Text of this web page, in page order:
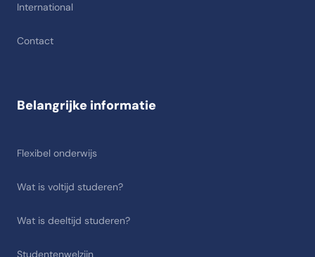
International
Contact
Belangrijke informatie
Flexibel onderwijs
Wat is voltijd studeren?
Wat is deeltijd studeren?
Studentenwelzijn